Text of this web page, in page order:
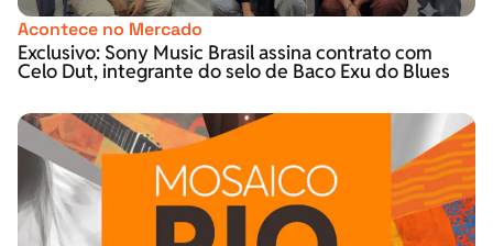
Acontece no Mercado
Exclusivo: Sony Music Brasil assina contrato com
Celo Dut, integrante do selo de Baco Exu do Blues